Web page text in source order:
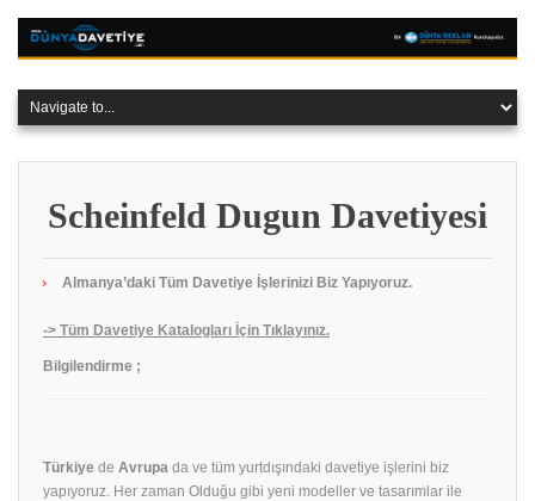
Scheinfeld Dugun Davetiyesi
Almanya’daki Tüm Davetiye İşlerinizi Biz Yapıyoruz.
-> Tüm Davetiye Katalogları İçin Tıklayınız.
Bilgilendirme ;
Türkiye de Avrupa da ve tüm yurtdışındaki davetiye işlerini biz
yapıyoruz. Her zaman Olduğu gibi yeni modeller ve tasarımlar ile